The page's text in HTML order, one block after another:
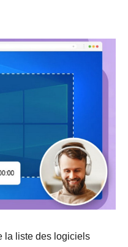
la liste des logiciels